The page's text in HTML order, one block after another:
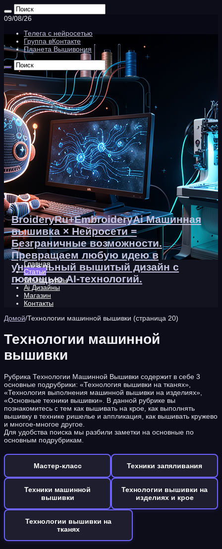
09/08/26
Телега с нейросетью
Группа вКонтакте
Планета Вышивония
BroideryRu+EmbroideryAi Машинная
вышивка × Нейросети =
Безграничные возможности.
Превращаем любую идею в
уникальный вышитый дизайн с
помощью AI-технологий.
Главная
Статьи
On-line курсы
Ai Дизайны
Магазин
Контакты
Домой/Технологии машинной вышивки (страница 20)
Технологии машинной
вышивки
Рубрика Технологии Машинной Вышивки содержит в себе 3
основные подрубрики: «Технология вышивки на тканях»,
«Технология выполнения машинной вышивки на изделиях»,
«Основные техники вышивки». В данной рубрике вы
познакомитесь с тем как вышивать на крое, как выполнять
вышивку в технике ришелье и аппликация, как вышивать кружево
и многое-многое другое.
Для удобства поиска мы разбили заметки на основные по
основным подрубрикам.
Мастер-класс Техники запяливания
Техники машинной
вышивки
Технологии вышивки на
изделиях и крое
Технологии вышивки на
тканях